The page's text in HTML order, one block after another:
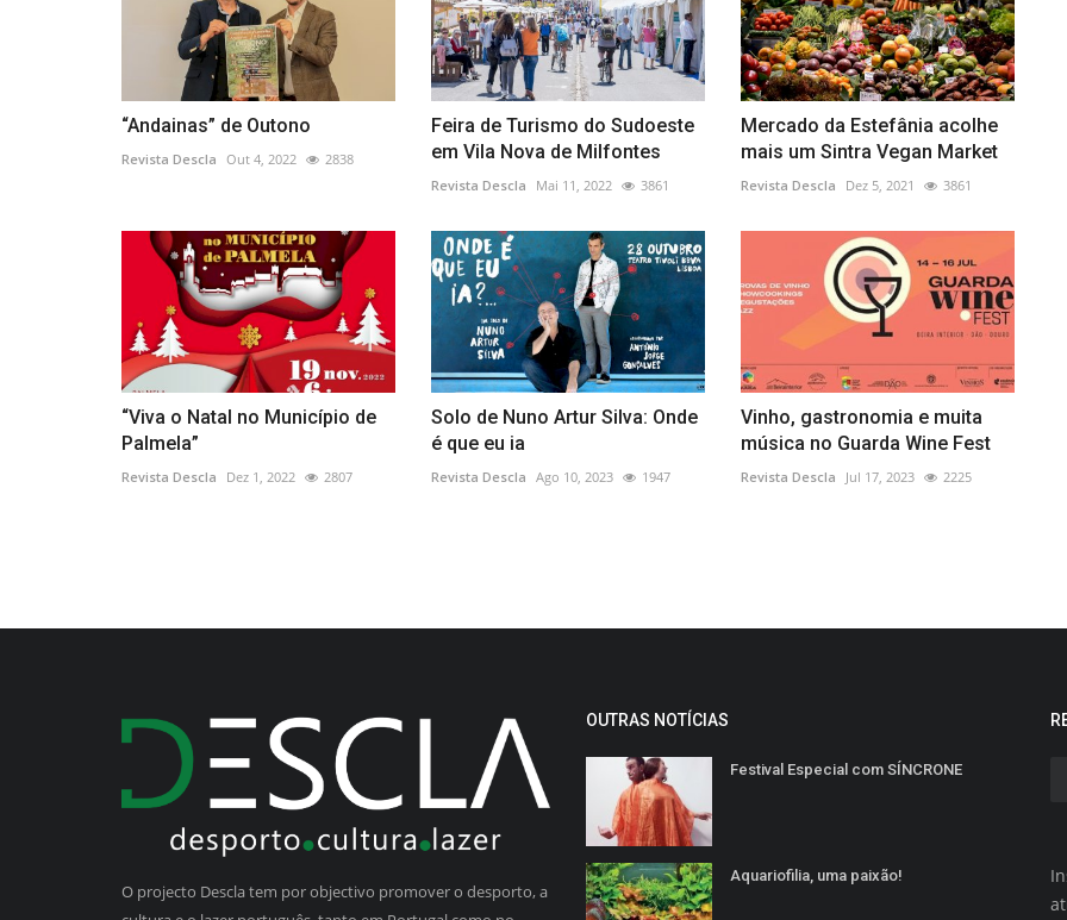
“Andainas” de Outono
Revista Descla Out 4, 2022 2838
Feira de Turismo do Sudoeste
em Vila Nova de Milfontes
Revista Descla Mai 11, 2022 3861
Mercado da Estefânia acolhe
mais um Sintra Vegan Market
Revista Descla Dez 5, 2021 3861
“Viva o Natal no Município de
Palmela”
Revista Descla Dez 1, 2022 2807
Solo de Nuno Artur Silva: Onde
é que eu ia
Revista Descla Ago 10, 2023 1947
Vinho, gastronomia e muita
música no Guarda Wine Fest
Revista Descla Jul 17, 2023 2225
O projecto Descla tem por objectivo promover o desporto, a
OUTRAS NOTÍCIAS
Festival Especial com SÍNCRONE
Aquariofilia, uma paixão!